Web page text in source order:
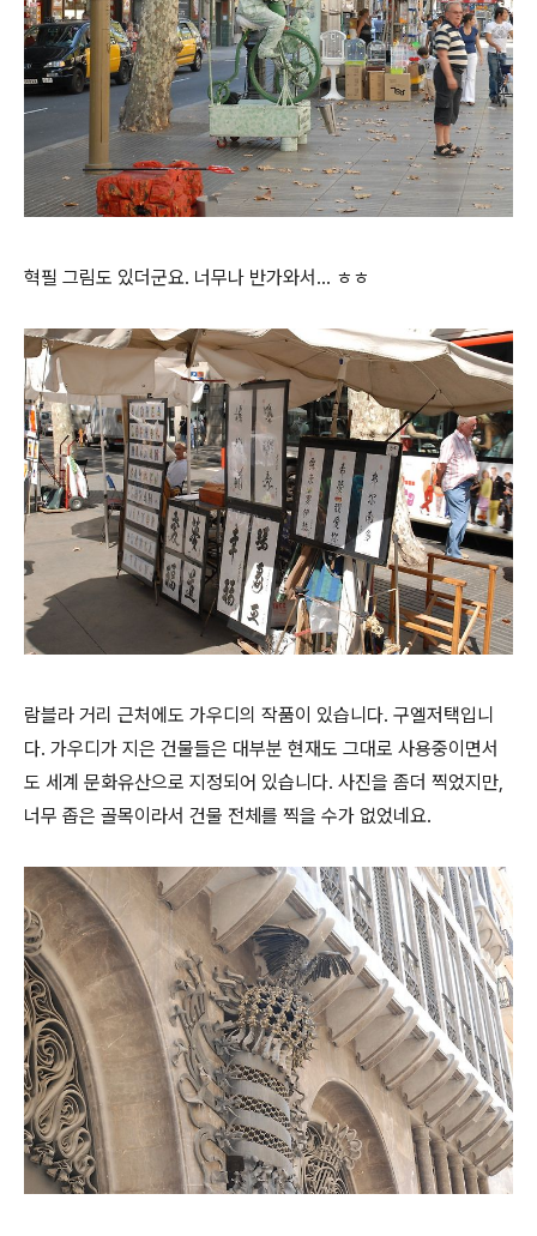
혁필 그림도 있더군요. 너무나 반가와서... ㅎㅎ
람블라 거리 근처에도 가우디의 작품이 있습니다. 구엘저택입니
다. 가우디가 지은 건물들은 대부분 현재도 그대로 사용중이면서
도 세계 문화유산으로 지정되어 있습니다. 사진을 좀더 찍었지만,
너무 좁은 골목이라서 건물 전체를 찍을 수가 없었네요.